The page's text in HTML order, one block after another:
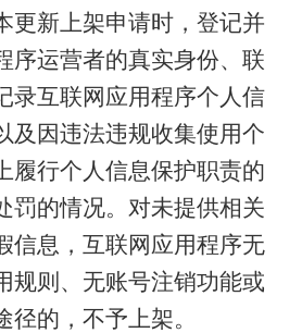
更新上架申请时，登记并
序运营者的真实身份、联
录互联网应用程序个人信
及因违法违规收集使用个
履行个人信息保护职责的
罚的情况。对未提供相关
信息，互联网应用程序无
规则、无账号注销功能或
的，不予上架。